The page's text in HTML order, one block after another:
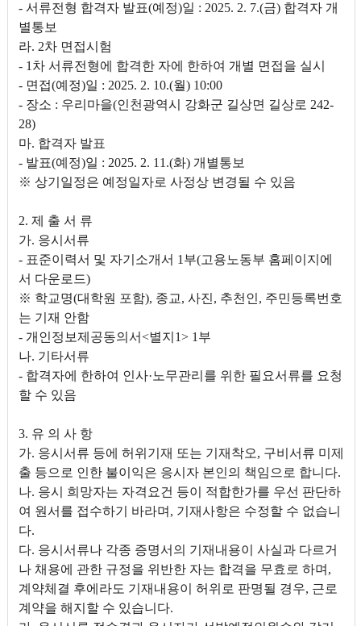
- 서류전형 합격자 발표(예정)일 : 2025. 2. 7.(금) 합격자 개
별통보
라. 2차 면접시험
- 1차 서류전형에 합격한 자에 한하여 개별 면접을 실시
- 면접(예정)일 : 2025. 2. 10.(월) 10:00
- 장소 : 우리마을(인천광역시 강화군 길상면 길상로 242-
28)
마. 합격자 발표
- 발표(예정)일 : 2025. 2. 11.(화) 개별통보
※ 상기일정은 예정일자로 사정상 변경될 수 있음
2. 제 출 서 류
가. 응시서류
- 표준이력서 및 자기소개서 1부(고용노동부 홈페이지에
서 다운로드)
※ 학교명(대학원 포함), 종교, 사진, 추천인, 주민등록번호
는 기재 안함
- 개인정보제공동의서<별지1> 1부
나. 기타서류
- 합격자에 한하여 인사·노무관리를 위한 필요서류를 요청
할 수 있음
3. 유 의 사 항
가. 응시서류 등에 허위기재 또는 기재착오, 구비서류 미제
출 등으로 인한 불이익은 응시자 본인의 책임으로 합니다.
나. 응시 희망자는 자격요건 등이 적합한가를 우선 판단하
여 원서를 접수하기 바라며, 기재사항은 수정할 수 없습니
다.
다. 응시서류나 각종 증명서의 기재내용이 사실과 다르거
나 채용에 관한 규정을 위반한 자는 합격을 무효로 하며,
계약체결 후에라도 기재내용이 허위로 판명될 경우, 근로
계약을 해지할 수 있습니다.